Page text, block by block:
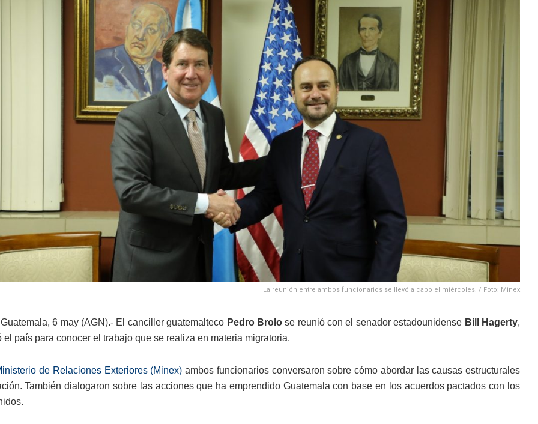
La reunión entre ambos funcionarios se llevó a cabo el miércoles. / Foto: Minex
6 may (AGN).- El canciller guatemalteco Pedro Brolose reunió con el senador estadounidense Bill Hagerty,
el país para conocer el trabajo que se realiza en materia migratoria.
de Relaciones Exteriores (Minex) ambos funcionarios conversaron sobre cómo abordar las causas estructurales
También dialogaron sobre las acciones que ha emprendido Guatemala con base en los acuerdos pactados con los